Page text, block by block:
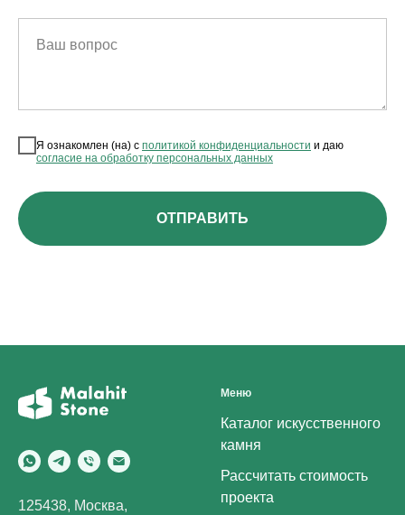
Ваш вопрос
Я ознакомлен (на) с политикой конфиденциальности и даю
согласие на обработку персональных данных
ОТПРАВИТЬ
125438, Москва,
Меню
Каталог искусственного
камня
Рассчитать стоимость
проекта